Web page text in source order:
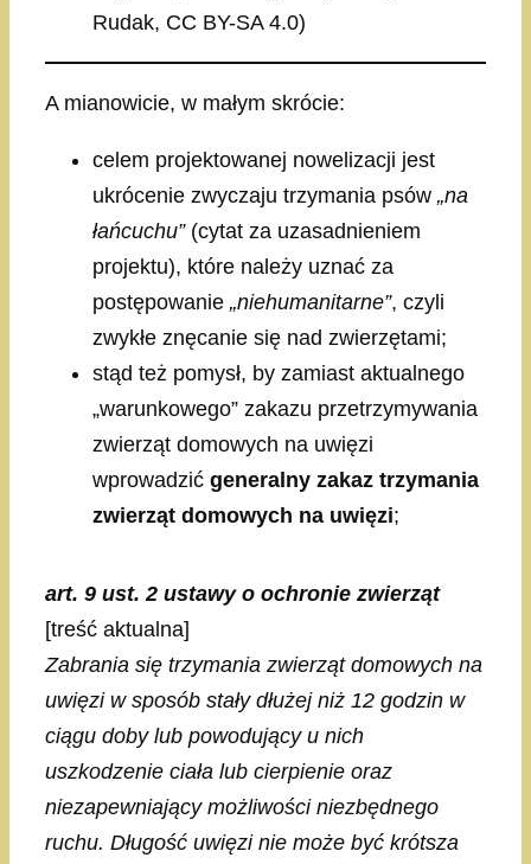
Rudak, CC BY-SA 4.0)
A mianowicie, w małym skrócie:
celem projektowanej nowelizacji jest
ukrócenie zwyczaju trzymania psów „na
łańcuchu”(cytat za uzasadnieniem
projektu), które należy uznać za
postępowanie „niehumanitarne”, czyli
zwykłe znęcanie się nad zwierzętami;
stąd też pomysł, by zamiast aktualnego
„warunkowego” zakazu przetrzymywania
zwierząt domowych na uwięzi
wprowadzić generalny zakaz trzymania
zwierząt domowych na uwięzi;
art. 9 ust. 2 ustawy o ochronie zwierząt
[treść aktualna]
Zabrania się trzymania zwierząt domowych na
uwięzi w sposób stały dłużej niż 12 godzin w
ciągu doby lub powodujący u nich
uszkodzenie ciała lub cierpienie oraz
niezapewniający możliwości niezbędnego
ruchu. Długość uwięzi nie może być krótsza